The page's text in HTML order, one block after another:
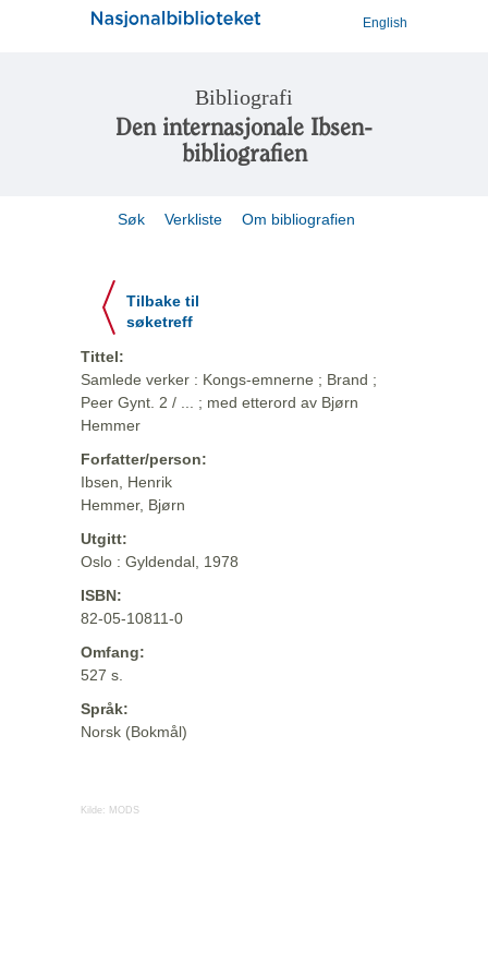
English
Bibliografi
Den internasjonale Ibsen-
bibliografien
Søk Verkliste Om bibliografien
Tilbake til
søketreff
Tittel:
Samlede verker : Kongs-emnerne ; Brand ;
Peer Gynt. 2 / ... ; med etterord av Bjørn
Hemmer
Forfatter/person:
Ibsen, Henrik
Hemmer, Bjørn
Utgitt:
Oslo : Gyldendal, 1978
ISBN:
82-05-10811-0
Omfang:
527 s.
Språk:
Norsk (Bokmål)
Kilde: MODS